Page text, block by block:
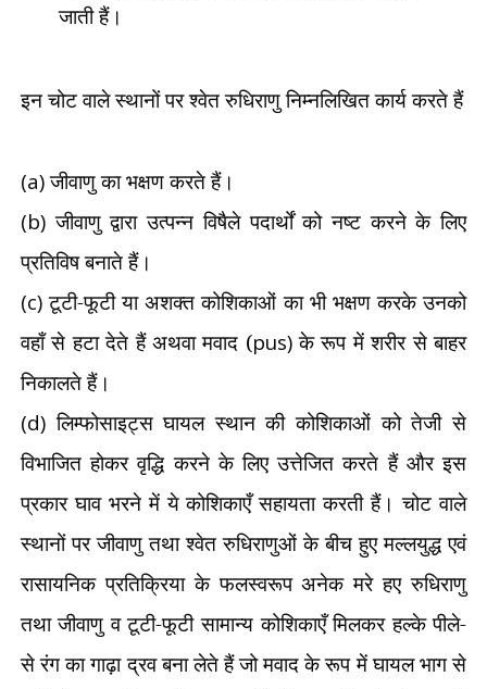
जाती हैं।
इन चोट वाले स्थानों पर श्वेत रुधिराणु निम्नलिखित कार्य करते हैं
(a)जीवाणु का भक्षण करते हैं।
(b)जीवाणु द्वारा उत्पन्न विषैले पदार्थों को नष्ट करने के लिए
प्रतिविष बनाते हैं।
(c)टूटी-फूटी या अशक्त कोशिकाओं का भी भक्षण करके उनको
वहाँ से हटा देते हैं अथवा मवाद (pus)के रूप में शरीर से बाहर
निकालते हैं।
(d)लिम्फोसाइट्स घायल स्थान की कोशिकाओं को तेजी से
विभाजित होकर वृद्धि करने के लिए उत्तेजित करते हैं और इस
प्रकार घाव भरने में ये कोशिकाएँ सहायता करती हैं। चोट वाले
स्थानों पर जीवाणु तथा श्वेत रुधिराणुओं के बीच हुए मल्लयुद्ध एवं
रासायनिक प्रतिक्रिया के फलस्वरूप अनेक मरे हए रुधिराणु
तथा जीवाणु व टूटी-फूटी सामान्य कोशिकाएँ मिलकर हल्के पीले-
से रंग का गाढ़ा द्रव बना लेते हैं जो मवाद के रूप में घायल भाग से